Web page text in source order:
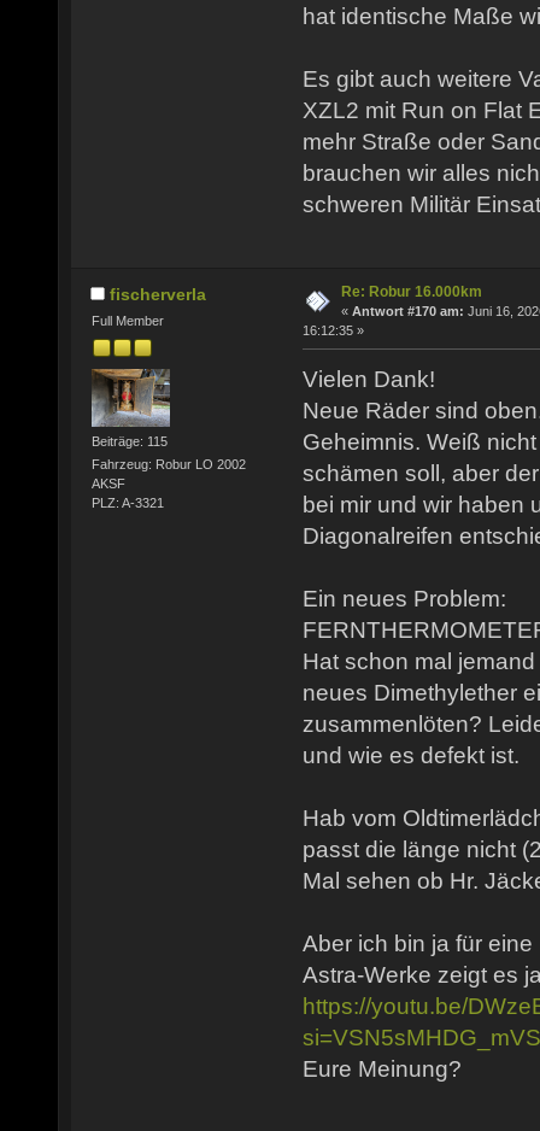
hat identische Maße
Es gibt auch weitere
XZL2 mit Run on Flat
mehr Straße oder
brauchen wir alles
schweren Militär
fischerverla
Full Member
Beiträge: 115
Fahrzeug: Robur LO 2002
AKSF
PLZ: A-3321
Re: Robur 16.000km
« Antwort #170 am: Juni 16,
16:12:35 »
Vielen Dank!
Neue Räder sind
Geheimnis. Weiß
schämen soll, aber
bei mir und wir haben
Diagonalreifen
Ein neues Problem:
Hat schon mal
neues Dimethylether
zusammenlöten?
und wie es defekt ist.
Hab vom
passt die länge nicht
Mal sehen ob Hr.
Aber ich bin ja für
Astra-Werke zeigt es
https://youtu.be/
Eure Meinung?